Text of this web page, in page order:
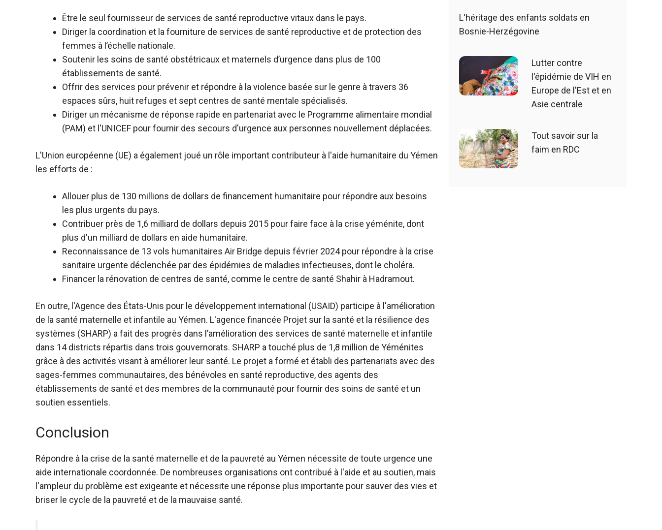
Être le seul fournisseur de services de santé reproductive vitaux dans le pays.
Diriger la coordination et la fourniture de services de santé reproductive et de protection des
femmes à l’échelle nationale.
Soutenir les soins de santé obstétricaux et maternels d’urgence dans plus de 100
établissements de santé.
Offrir des services pour prévenir et répondre à la violence basée sur le genre à travers 36
espaces sûrs, huit refuges et sept centres de santé mentale spécialisés.
Diriger un mécanisme de réponse rapide en partenariat avec le Programme alimentaire mondial
(PAM) et l'UNICEF pour fournir des secours d'urgence aux personnes nouvellement déplacées.
L'Union européenne (UE) a également joué un rôle important contributeur à l'aide humanitaire du Yémen
les efforts de :
Allouer plus de 130 millions de dollars de financement humanitaire pour répondre aux besoins
les plus urgents du pays.
Contribuer près de 1,6 milliard de dollars depuis 2015 pour faire face à la crise yéménite, dont
plus d'un milliard de dollars en aide humanitaire.
Reconnaissance de 13 vols humanitaires Air Bridge depuis février 2024 pour répondre à la crise
sanitaire urgente déclenchée par des épidémies de maladies infectieuses, dont le choléra.
Financer la rénovation de centres de santé, comme le centre de santé Shahir à Hadramout.
En outre, l'Agence des États-Unis pour le développement international (USAID) participe à l'amélioration
de la santé maternelle et infantile au Yémen. L'agence financée Projet sur la santé et la résilience des
systèmes (SHARP) a fait des progrès dans l’amélioration des services de santé maternelle et infantile
dans 14 districts répartis dans trois gouvernorats. SHARP a touché plus de 1,8 million de Yéménites
grâce à des activités visant à améliorer leur santé. Le projet a formé et établi des partenariats avec des
sages-femmes communautaires, des bénévoles en santé reproductive, des agents des
établissements de santé et des membres de la communauté pour fournir des soins de santé et un
soutien essentiels.
Conclusion
Répondre à la crise de la santé maternelle et de la pauvreté au Yémen nécessite de toute urgence une
aide internationale coordonnée. De nombreuses organisations ont contribué à l'aide et au soutien, mais
l'ampleur du problème est exigeante et nécessite une réponse plus importante pour sauver des vies et
briser le cycle de la pauvreté et de la mauvaise santé.
L'héritage des enfants soldats en
Bosnie-Herzégovine
Lutter contre
l'épidémie de VIH en
Europe de l'Est et en
Asie centrale
Tout savoir sur la
faim en RDC